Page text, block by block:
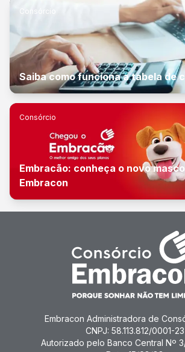
Consórcio
Saiba como funciona a tabela de
Consórcio
Embracão: conheça o novo
Embracon
Embracon Administradora de
CNPJ: 58.113.812/0001-23
Autorizado pelo Banco Central Nº